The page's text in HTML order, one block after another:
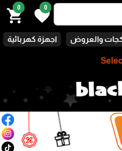
0
favorite
0
shopping_cart
والعروض اجهزة كهربائية